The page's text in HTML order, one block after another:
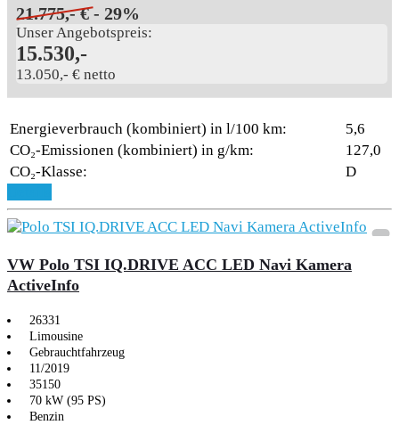
21.775,- € - 29%
Unser Angebotspreis:
15.530,-
13.050,- € netto
Energieverbrauch (kombiniert) in l/100 km:
5,6
CO₂-Emissionen (kombiniert) in g/km:
127,0
CO₂-Klasse:
D
VW Polo TSI IQ.DRIVE ACC LED Navi Kamera
ActiveInfo
26331
Limousine
Gebrauchtfahrzeug
11/2019
35150
70 kW (95 PS)
Benzin